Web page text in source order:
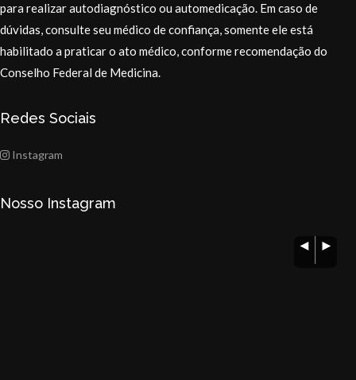
para realizar autodiagnóstico ou automedicação. Em caso de
dúvidas, consulte seu médico de confiança, somente ele está
habilitado a praticar o ato médico, conforme recomendação do
Conselho Federal de Medicina.
Redes Sociais
Instagram
Nosso Instagram